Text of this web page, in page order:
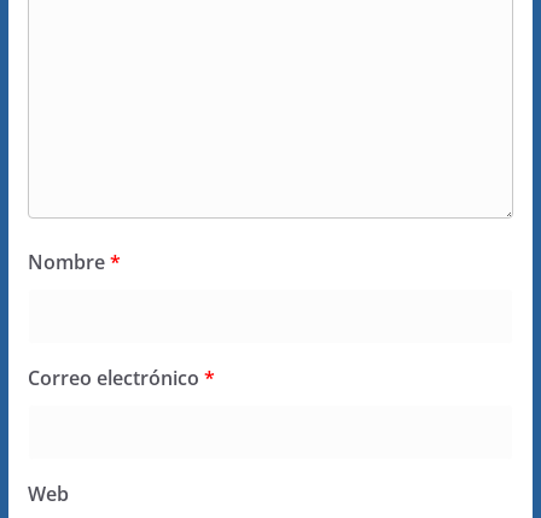
Nombre*
Correo electrónico *
Web